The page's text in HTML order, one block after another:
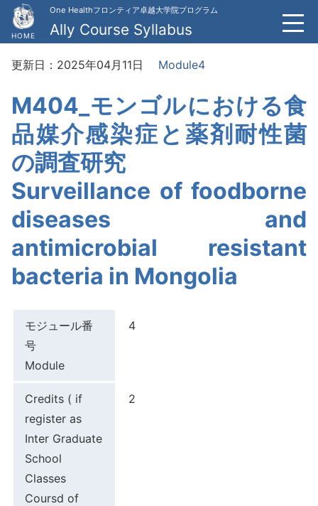
HOME
One Healthフロンティア卓越大学院プログラム
Ally Course Syllabus
更新日：2025年04月11日 Module4
M404_モンゴルにおける食
品媒介感染症と薬剤耐性菌
の調査研究
Surveillance of foodborne
diseases and
antimicrobial resistant
bacteria in Mongolia
モジュール番
号
Module
4
Credits ( if
register as
Inter Graduate
School
Classes
Coursd of
2